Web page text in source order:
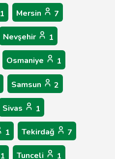
1 Mersin 7
Nevşehir 1
Osmaniye 1
Samsun 2
Sivas 1
1 Tekirdağ 7
1 Tunceli 1